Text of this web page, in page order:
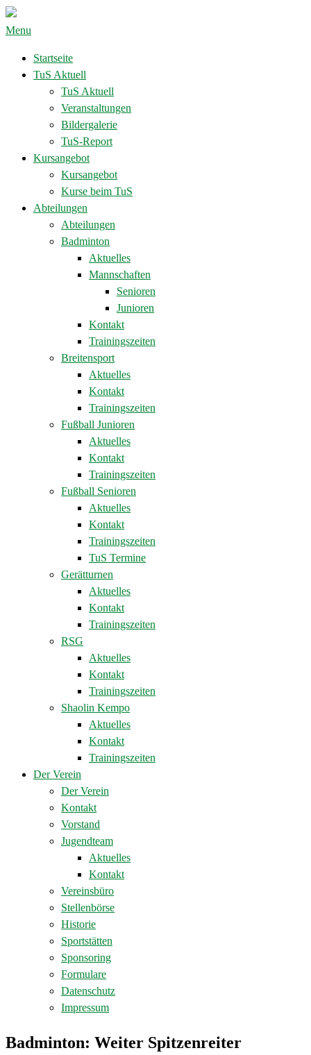
Menu
Startseite
TuS Aktuell
TuS Aktuell
Veranstaltungen
Bildergalerie
TuS-Report
Kursangebot
Kursangebot
Kurse beim TuS
Abteilungen
Abteilungen
Badminton
Aktuelles
Mannschaften
Senioren
Junioren
Kontakt
Trainingszeiten
Breitensport
Aktuelles
Kontakt
Trainingszeiten
Fußball Junioren
Aktuelles
Kontakt
Trainingszeiten
Fußball Senioren
Aktuelles
Kontakt
Trainingszeiten
TuS Termine
Gerätturnen
Aktuelles
Kontakt
Trainingszeiten
RSG
Aktuelles
Kontakt
Trainingszeiten
Shaolin Kempo
Aktuelles
Kontakt
Trainingszeiten
Der Verein
Der Verein
Kontakt
Vorstand
Jugendteam
Aktuelles
Kontakt
Vereinsbüro
Stellenbörse
Historie
Sportstätten
Sponsoring
Formulare
Datenschutz
Impressum
Badminton: Weiter Spitzenreiter